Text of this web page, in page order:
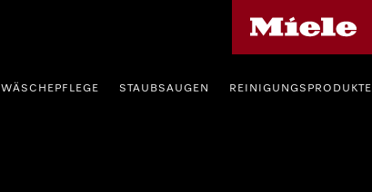
WÄSCHEPFLEGE STAUBSAUGEN REINIGUNGSPRODUKTE